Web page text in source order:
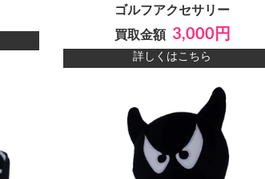
ゴルフアクセサリー
買取金額 3,000円
詳しくはこちら